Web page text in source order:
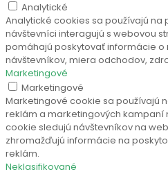
Analytické
Analytické cookies sa používajú na
návštevníci interagujú s webovou
pomáhajú poskytovať informácie o
návštevníkov, miera odchodov,
Marketingové
Marketingové
Marketingové cookie sa používajú
reklám a marketingových kampaní
cookie sledujú návštevníkov na
zhromažďujú informácie na
reklám.
Neklasifikované